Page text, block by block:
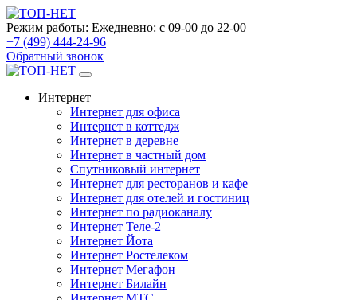
Режим работы: Ежедневно: с 09-00 до 22-00
+7 (499) 444-24-96
Обратный звонок
Интернет
Интернет для офиса
Интернет в коттедж
Интернет в деревне
Интернет в частный дом
Спутниковый интернет
Интернет для ресторанов и кафе
Интернет для отелей и гостиниц
Интернет по радиоканалу
Интернет Теле-2
Интернет Йота
Интернет Ростелеком
Интернет Мегафон
Интернет Билайн